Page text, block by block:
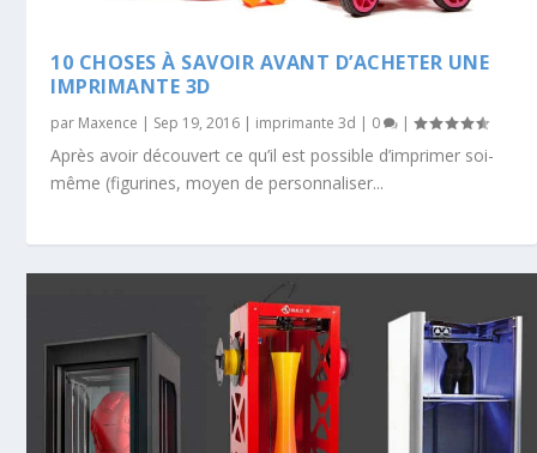
10 CHOSES À SAVOIR AVANT D’ACHETER UNE
IMPRIMANTE 3D
par Maxence | Sep 19, 2016 | imprimante 3d | 0 |
Après avoir découvert ce qu’il est possible d’imprimer soi-
même (figurines, moyen de personnaliser...